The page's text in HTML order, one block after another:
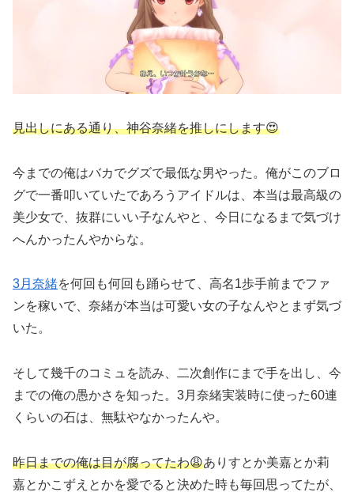
見出しにある通り、神谷奈緒を推しにします😍
今までの俺はバカでグズで最低な男やった。俺がこのブロ
グで一番叩いていたであろうアイドルは、本当は最高級の
美少女で、抜群にいい子なんやと、今日になるまで気づけ
へんかったんやからな。
3月奈緒を何回も何回も踊らせて、高名1歩手前までファ
ンを稼いで、奈緒が本当は可愛い女の子なんやとまず気づ
いた。
そして幾千のコミュを読み、二次創作にまで手を出し、今
までの俺の愚かさを知った。3月奈緒実装時に使った60連
くらいの石は、無駄やなかったんや。
昨日までの俺は目が腐ってたわ😩ありすとか美嘉とか莉
嘉とかこずえとかを愛でると決めた時も毎回思ってたが、